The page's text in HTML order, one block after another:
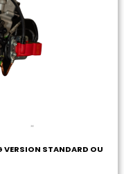
VERSION STANDARD OU